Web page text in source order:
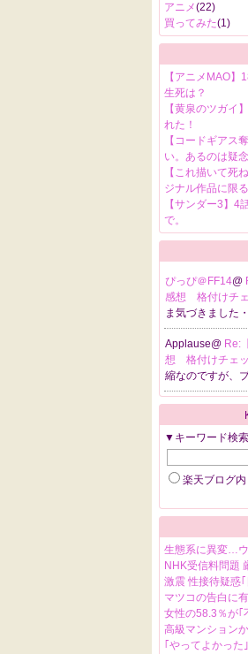
アニメ(22)
買ってみた(1)
【アニメMAO
生死は？
【黄泉のツガイ
れた！
【コードギアス
い。あるのは疑念
【これ描いて死
ジナル作品に限る
【サンダー3】4
で。
ぴっぴ＠FF14@
感想 格付けチ
ま気づきました
Applause@ Re:
想 格付けチェ
縮なのですが、
▼キーワード検索
楽天ブログ内
生態系に異変…
NHK受信料問題
激震 性接待疑惑
マツコの告白に
女性の58.3％が｢
高級マンション
｢やってよかった